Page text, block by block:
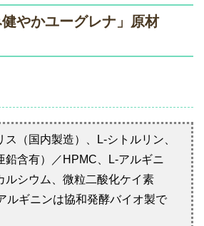
健やかユーグレナ」原材
（国内製造）、L-シトルリン、
鉛含有）／HPMC、L-アルギニ
ルシウム、微粒二酸化ケイ素
ルギニンは協和発酵バイオ製で